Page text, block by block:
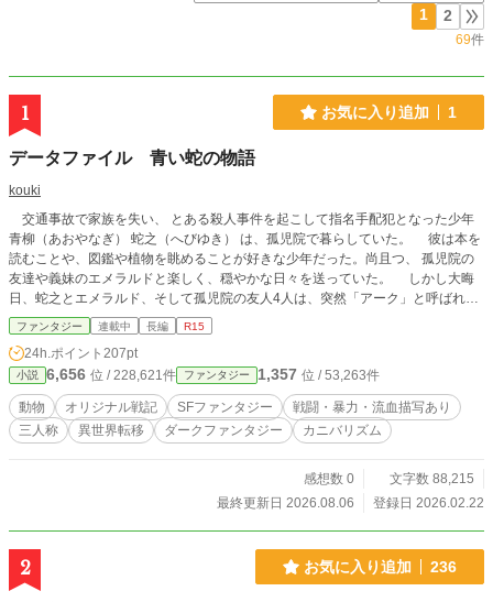
1 2
69件
1 お気に入り追加 1
データファイル 青い蛇の物語
kouki
交通事故で家族を失い、 とある殺人事件を起こして指名手配犯となった少年
青柳（あおやなぎ） 蛇之（へびゆき） は、孤児院で暮らしていた。 彼は本を
読むことや、図鑑や植物を眺めることが好きな少年だった。尚且つ、 孤児院の
友達や義妹のエメラルドと楽しく、穏やかな日々を送っていた。 しかし大晦
日、蛇之とエメラルド、そして孤児院の友人4人は、突然「アーク」と呼ばれる
謎の研究所へ連れて行かれる。そこで「エメラルド」以外は人体実験の被験者に
されてしまう。 さらに研究員たちは、蛇之の名前を「青龍」へと改名した。
実験の末、彼らはそれぞれ特殊な“異能”を手に入れる。力を得た青龍たちは研
究所内で暴走し、多くの死傷者を出した。 その後、仲間のひとり「麒麟」が
持つ異能の力によって、彼らは異世界へと転移。その世界に小さな村を作り、平
和に暮らそうとしたが…… その願いは叶わず、王国・冒険者・強大な敵たち
との戦いに巻き込まれる。
ファンタジー 連載中 長編 R15
24h.ポイント 207pt
小説 6,656 位 / 228,621件 ファンタジー 1,357 位 / 53,263件
動物 オリジナル戦記 SFファンタジー
戦闘・暴力・流血描写あり
三人称
異世界転移 ダークファンタジー カニバリズム
感想数 0
文字数 88,215
最終更新日 2026.08.06
登録日 2026.02.22
2 お気に入り追加 236